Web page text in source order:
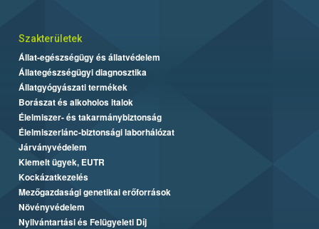
Szakterületek
Állat-egészségügy és állatvédelem
Állategészségügyi diagnosztika
Állatgyógyászati termékek
Borászat és alkoholos italok
Élelmiszer- és takarmánybiztonság
Élelmiszerlánc-biztonsági laborhálózat
Járványvédelem
Kiemelt ügyek, EUTR
Kockázatkezelés
Mezőgazdasági genetikai erőforrások
Növényvédelem
Nyilvántartási és Felügyeleti Díj